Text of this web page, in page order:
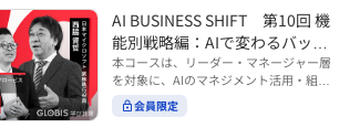
3%BC%E3%82%AF%E3%82%B7%E3%
83%95%E3%83%88 ※本コースは、AIの
マネジメント活用を学ぶ「AIビジネスシ
フト」シリーズの一環として提供してい
ます。 ※本動画は、制作時点の情報に基
づき作成したものです（2026年03月制
か？ このコースは、あなたが“ありたい
自分”として生き、キャリアをデザイン
していくための思考と行動のガイドにな
ります。 ※本動画は、制作時点の情報に
基づき作成したものです（2025年11月
制作）
つつ、自律的に仕事を進めてもらうため
にはどうすればよいのか。 こうした悩み
に直面するリーダー・マネージャーの方
は多いのではないでしょうか。 変化が激
しく、正解のない現代においては、指示
や助言にとどまらず、メンバーの思考を
引き出し、自律的な行動を促す「コーチ
AI BUSINESS SHIFT 第10回 機
能別戦略編：AIで変わるバック
オフィス
本コースは、リーダー・マネージャー層
を対象に、AIのマネジメント活用・組織
活用を体系的に学ぶ 『AI BUSINESS SHI
FTシリーズ（全12回）』の第10回で
会員限定